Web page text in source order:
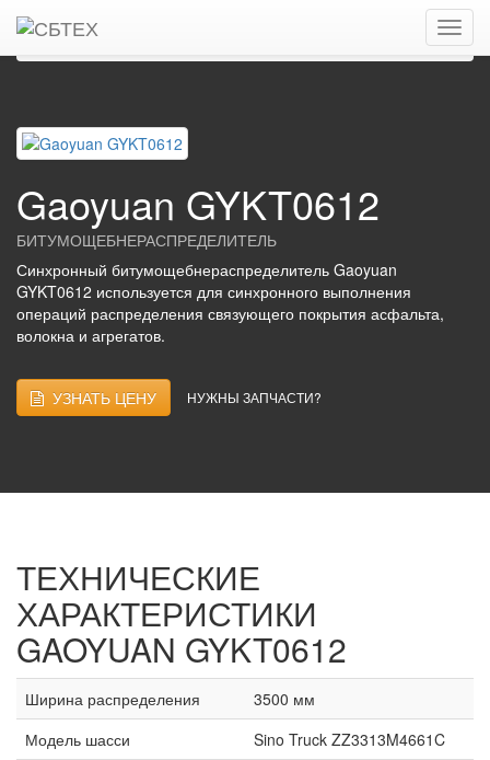
Главная
GAOYUAN
Gaoyuan GYKT0612
БИТУМОЩЕБНЕРАСПРЕДЕЛИТЕЛЬ
Синхронный битумощебнераспределитель Gaoyuan
GYKT0612 используется для синхронного выполнения
операций распределения связующего покрытия асфальта,
волокна и агрегатов.
УЗНАТЬ ЦЕНУ НУЖНЫ ЗАПЧАСТИ?
ТЕХНИЧЕСКИЕ
ХАРАКТЕРИСТИКИ
GAOYUAN GYKT0612
Ширина распределения
3500 мм
Модель шасси
Sino Truck ZZ3313M4661C